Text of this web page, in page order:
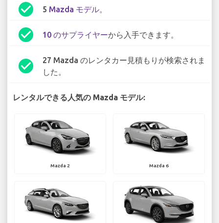
check_circle 5 Mazda モデル。
check_circle 10 のサプライヤーから入手できます。
check_circle
27 Mazda のレンタカー見積もりが検索されま
した。
レンタルできる人気の Mazda モデル:
Mazda 2 Mazda 6